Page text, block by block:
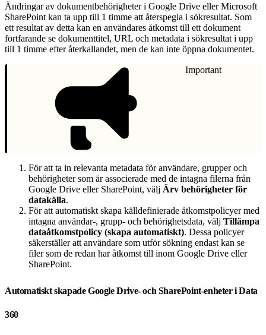
Ändringar av dokumentbehörigheter i Google Drive eller Microsoft
SharePoint kan ta upp till 1 timme att återspegla i sökresultat. Som
ett resultat av detta kan en användares åtkomst till ett dokument
fortfarande se dokumenttitel, URL och metadata i sökresultat i upp
till 1 timme efter återkallandet, men de kan inte öppna dokumentet.
Important
För att ta in relevanta metadata för användare, grupper och
behörigheter som är associerade med de intagna filerna från
Google Drive eller SharePoint, välj Ärv behörigheter för
datakälla.
För att automatiskt skapa källdefinierade åtkomstpolicyer med
intagna användar-, grupp- och behörighetsdata, välj Tillämpa
dataåtkomstpolicy (skapa automatiskt). Dessa policyer
säkerställer att användare som utför sökning endast kan se
filer som de redan har åtkomst till inom Google Drive eller
SharePoint.
Automatiskt skapade Google Drive- och SharePoint-enheter i Data
360